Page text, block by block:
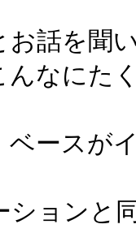
お話を聞
んなにた
ベースが
ションと